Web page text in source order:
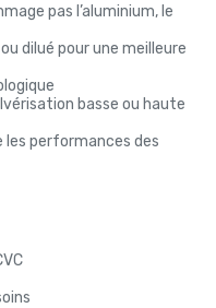
pas l’aluminium, le
dilué pour une meilleure
basse ou haute
les performances des